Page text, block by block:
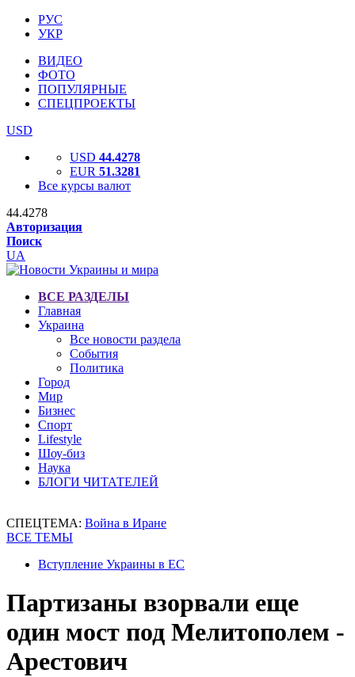
РУС
УКР
ВИДЕО
ФОТО
ПОПУЛЯРНЫЕ
СПЕЦПРОЕКТЫ
USD
USD 44.4278
EUR 51.3281
Все курсы валют
44.4278
Авторизация
Поиск
UA
ВСЕ РАЗДЕЛЫ
Главная
Украина
Все новости раздела
События
Политика
Город
Мир
Бизнес
Спорт
Lifestyle
Шоу-биз
Наука
БЛОГИ ЧИТАТЕЛЕЙ
СПЕЦТЕМА: Война в Иране
ВСЕ ТЕМЫ
Вступление Украины в ЕС
Партизаны взорвали еще
один мост под Мелитополем -
Арестович